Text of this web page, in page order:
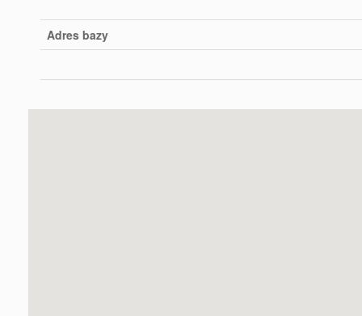
Adres bazy